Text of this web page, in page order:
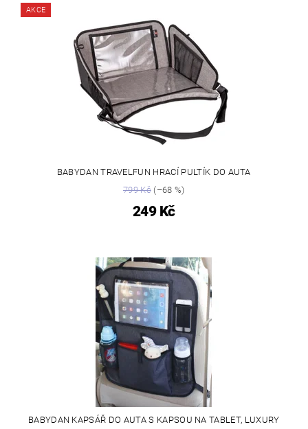
AKCE
BABYDAN TRAVELFUN HRACÍ PULTÍK DO AUTA
799 Kč(–68 %)
249 Kč
BABYDAN KAPSÁŘ DO AUTA S KAPSOU NA TABLET, LUXURY